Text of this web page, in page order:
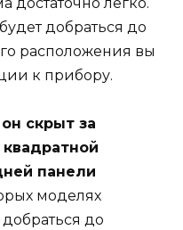
добраться до
расположения вы
к прибору.
скрыт за
панели
моделях
до